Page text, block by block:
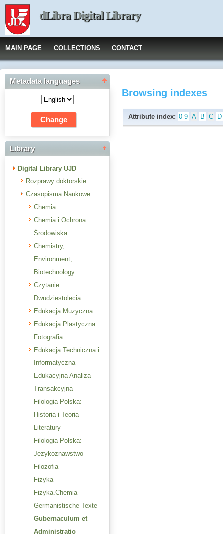
dLibra Digital Library
MAIN PAGE COLLECTIONS CONTACT
Metadata languages
Library
Digital Library UJD
Rozprawy doktorskie
Czasopisma Naukowe
Chemia
Chemia i Ochrona
Środowiska
Chemistry,
Environment,
Biotechnology
Czytanie
Dwudziestolecia
Edukacja Muzyczna
Edukacja Plastyczna:
Fotografia
Edukacja Techniczna i
Informatyczna
Edukacyjna Analiza
Transakcyjna
Filologia Polska:
Historia i Teoria
Literatury
Filologia Polska:
Językoznawstwo
Filozofia
Fizyka
Fizyka.Chemia
Germanistische Texte
Gubernaculum et
Administratio
Browsing indexes
Attribute index: 0-9 A B C D